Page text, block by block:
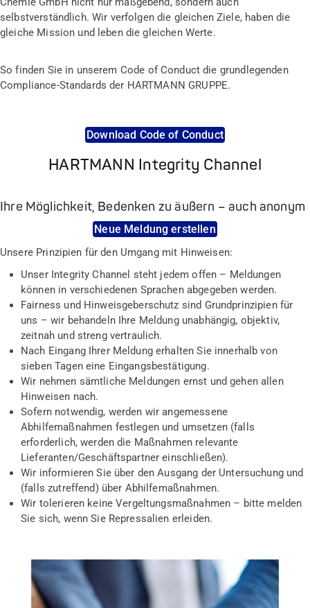
selbstverständlich. Wir verfolgen die gleichen Ziele, haben die
gleiche Mission und leben die gleichen Werte.
So finden Sie in unserem Code of Conduct die grundlegenden
Compliance-Standards der HARTMANN GRUPPE.
Download Code of Conduct
HARTMANN Integrity Channel
Ihre Möglichkeit, Bedenken zu äußern – auch anonym
Neue Meldung erstellen
Unsere Prinzipien für den Umgang mit Hinweisen:
Unser Integrity Channel steht jedem offen – Meldungen
können in verschiedenen Sprachen abgegeben werden.
Fairness und Hinweisgeberschutz sind Grundprinzipien für
uns – wir behandeln Ihre Meldung unabhängig, objektiv,
zeitnah und streng vertraulich.
Nach Eingang Ihrer Meldung erhalten Sie innerhalb von
sieben Tagen eine Eingangsbestätigung.
Wir nehmen sämtliche Meldungen ernst und gehen allen
Hinweisen nach.
Sofern notwendig, werden wir angemessene
Abhilfemaßnahmen festlegen und umsetzen (falls
erforderlich, werden die Maßnahmen relevante
Lieferanten/Geschäftspartner einschließen).
Wir informieren Sie über den Ausgang der Untersuchung und
(falls zutreffend) über Abhilfemaßnahmen.
Wir tolerieren keine Vergeltungsmaßnahmen – bitte melden
Sie sich, wenn Sie Repressalien erleiden.